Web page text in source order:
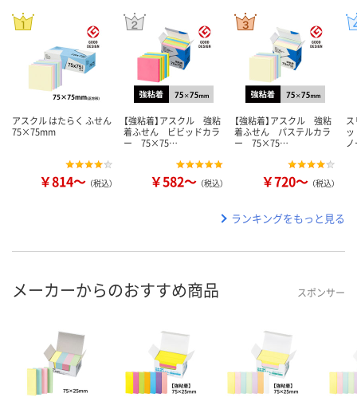
アスクル はたらく ふせん
75×75mm
￥814～ （税込）
【強粘着】アスクル 強粘
着ふせん ビビッドカラ
ー 75×75…
￥582～ （税込）
【強粘着】アスクル 強粘
着ふせん パステルカラ
ー 75×75…
￥720～ （税込）
ランキングをもっと見る
メーカーからのおすすめ商品 スポンサー